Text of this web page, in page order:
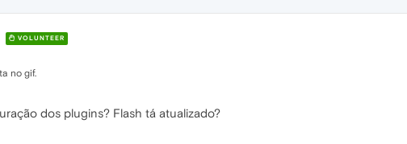
VOLUNTEER
no gif.
dos plugins? Flash tá atualizado?